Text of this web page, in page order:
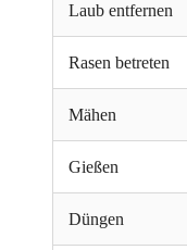
Laub entfernen
Rasen betreten
Mähen
Gießen
Düngen